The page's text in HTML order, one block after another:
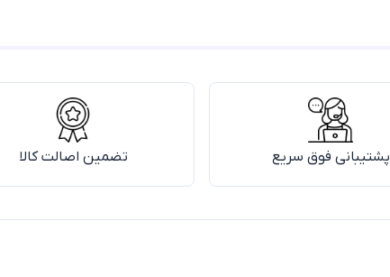
پشتیبانی فوق سریع تضمین اصالت کالا